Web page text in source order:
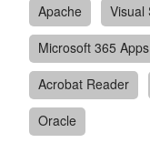
Apache
Visual
Microsoft 365 Apps
Acrobat Reader
Oracle